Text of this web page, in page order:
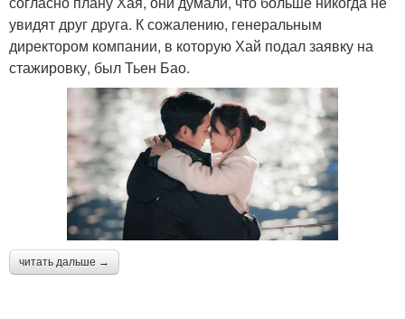
увидят друг друга. К сожалению, генеральным
директором компании, в которую Хай подал заявку на
стажировку, был Тьен Бао.
читать дальше →